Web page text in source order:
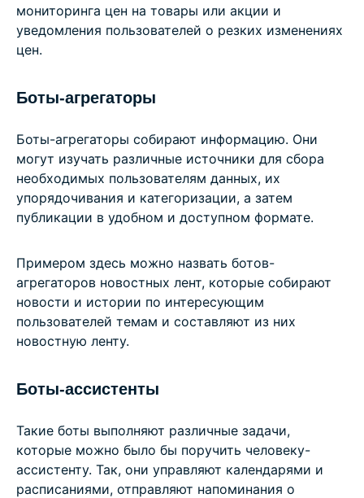
мониторинга цен на товары или акции и
уведомления пользователей о резких изменениях
цен.
Боты-агрегаторы
Боты-агрегаторы собирают информацию. Они
могут изучать различные источники для сбора
необходимых пользователям данных, их
упорядочивания и категоризации, а затем
публикации в удобном и доступном формате.
Примером здесь можно назвать ботов-
агрегаторов новостных лент, которые собирают
новости и истории по интересующим
пользователей темам и составляют из них
новостную ленту.
Боты-ассистенты
Такие боты выполняют различные задачи,
которые можно было бы поручить человеку-
ассистенту. Так, они управляют календарями и
расписаниями, отправляют напоминания о